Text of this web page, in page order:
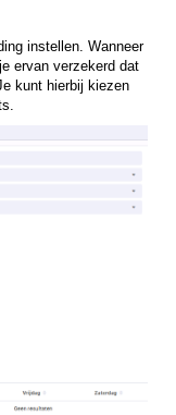
instellen. Wanneer
ervan verzekerd dat
kunt hierbij kiezen